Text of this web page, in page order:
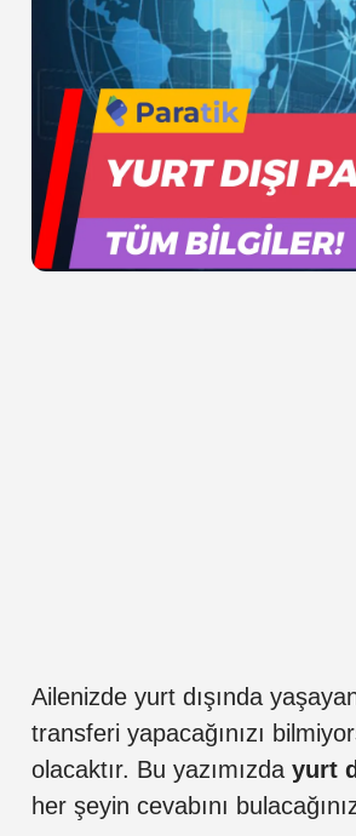
Ailenizde yurt dışında
transferi yapacağınızı
olacaktır. Bu yazımızda yurt
her şeyin cevabını